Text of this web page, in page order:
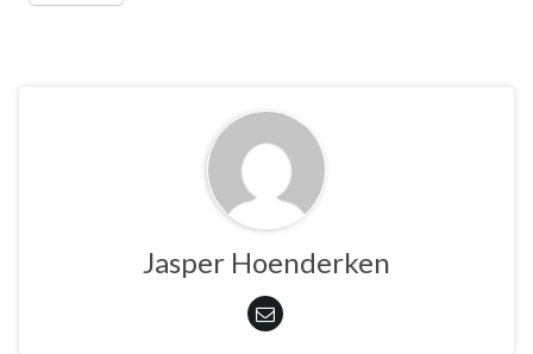
Jasper Hoenderken